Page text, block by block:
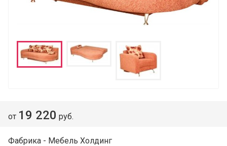
от 19 220 руб.
Фабрика - Мебель Холдинг